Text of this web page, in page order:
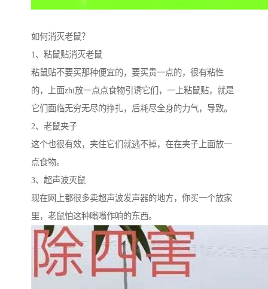
如何消灭老鼠？
1、粘鼠贴消灭老鼠
粘鼠贴不要买那种便宜的，要买贵一点的，很有粘性
的，上面zhi放一点点食物引诱它们，一上粘鼠贴，就是
它们面临无穷无尽的挣扎，后耗尽全身的力气，导致。
2、老鼠夹子
这个也很有效，夹住它们就逃不掉，在在夹子上面放一
点食物。
3、超声波灭鼠
现在网上都很多卖超声波发声器的地方，你买一个放家
里，老鼠怕这种嗡嗡作响的东西。